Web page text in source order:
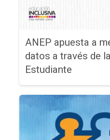
ANEP apuesta a
datos a través de
Estudiante